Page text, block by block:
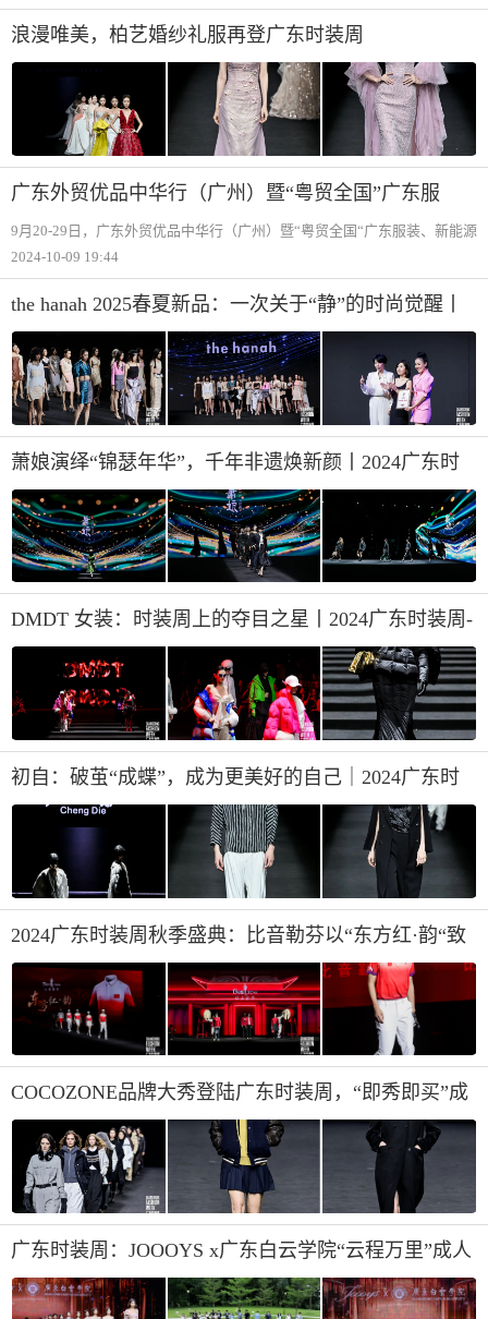
号利工
浪漫唯美，柏艺婚纱礼服再登广东时装周
广东外贸优品中华行（广州）暨“粤贸全国”广东服
装、新能源汽车推介活动圆满举办
9月20-29日，广东外贸优品中华行（广州）暨“粤贸全国“广东服装、新能源
汽车推介活动在2024广东时装周-秋季期间举办，推动以服装为核心的时尚
2024-10-09 19:44
the hanah 2025春夏新品：一次关于“静”的时尚觉醒丨
2024广东时装周-秋季
萧娘演绎“锦瑟年华”，千年非遗焕新颜丨2024广东时
装周-秋季
DMDT 女装：时装周上的夺目之星丨2024广东时装周-
秋季
初自：破茧“成蝶”，成为更美好的自己｜2024广东时
装周-秋季
2024广东时装周秋季盛典：比音勒芬以“东方红·韵“致
敬中华辉煌
COCOZONE品牌大秀登陆广东时装周，“即秀即买”成
交超三千万
广东时装周：JOOOYS x广东白云学院“云程万里”成人
礼·礼服文化发布会盛大启幕